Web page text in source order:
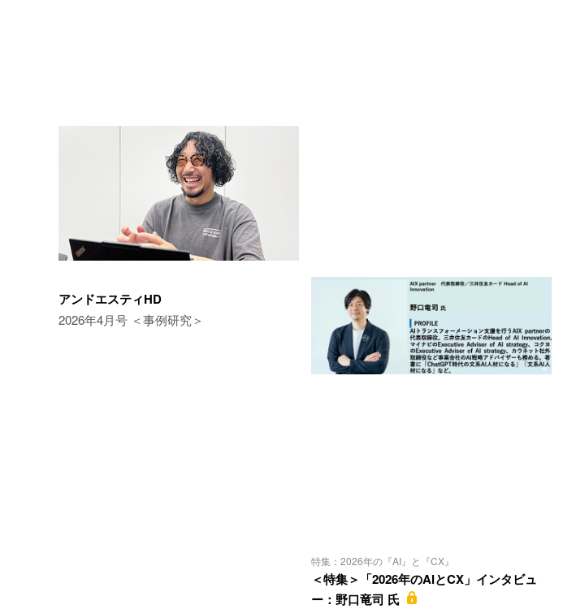
アンドエスティHD
2026年4月号 ＜事例研究＞
特集：2026年の『AI』と『CX』
＜特集＞「2026年のAIとCX」インタビュ
ー：野口竜司 氏